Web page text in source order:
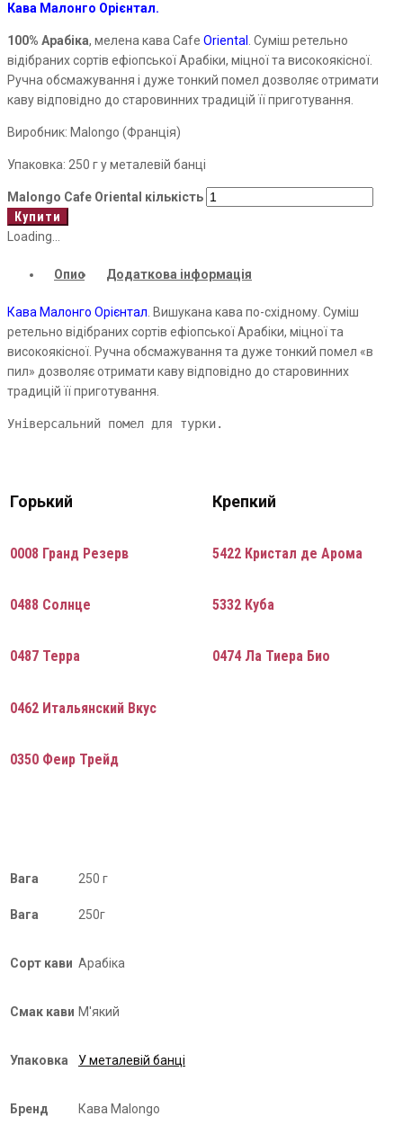
Кава Малонго Орієнтал.
100% Арабіка, мелена кава Cafe Oriental . Суміш ретельно
відібраних сортів ефіопської Арабіки, міцної та високоякісної.
Ручна обсмажування і дуже тонкий помел дозволяє отримати
каву відповідно до старовинних традицій її приготування.
Виробник: Malongo (Франція)
Упаковка: 250 г у металевій банці
Malongo Cafe Oriental кількість
Купити
Loading...
Опис Додаткова інформація
Кава Малонго Орієнтал. Вишукана кава по-східному. Суміш
ретельно відібраних сортів ефіопської Арабіки, міцної та
високоякісної. Ручна обсмажування та дуже тонкий помел «в
пил» дозволяє отримати каву відповідно до старовинних
традицій її приготування.
Універсальний помел для турки.
Горький
0008 Гранд Резерв
0488 Солнце
0487 Терра
0462 Итальянский Вкус
0350 Феир Трейд
Крепкий
5422 Кристал де Арома
5332 Куба
0474 Ла Тиера Био
Вага 250 г
Вага 250г
Сорт кави Арабіка
Смак кави М'який
Упаковка У металевій банці
Бренд Кава Malongo